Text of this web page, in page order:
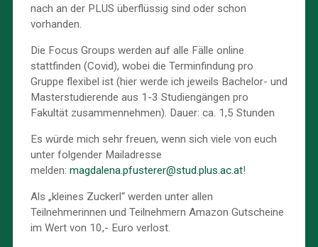
nach an der PLUS überflüssig sind oder schon
vorhanden.
Die Focus Groups werden auf alle Fälle online
stattfinden (Covid), wobei die Terminfindung pro
Gruppe flexibel ist (hier werde ich jeweils Bachelor- und
Masterstudierende aus 1-3 Studiengängen pro
Fakultät zusammennehmen). Dauer: ca. 1,5 Stunden
Es würde mich sehr freuen, wenn sich viele von euch
unter folgender Mailadresse
melden: magdalena.pfusterer@stud.plus.ac.at!
Als „kleines Zuckerl“ werden unter allen
Teilnehmerinnen und Teilnehmern Amazon Gutscheine
im Wert von 10,- Euro verlost.